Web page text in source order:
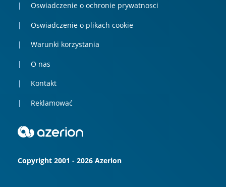
Oswiadczenie o ochronie prywatnosci
Oswiadczenie o plikach cookie
Warunki korzystania
O nas
Kontakt
Reklamować
Copyright 2001 - 2026 Azerion